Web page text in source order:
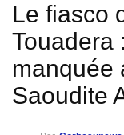
Le fiasco
Touadera
manquée
Saoudite